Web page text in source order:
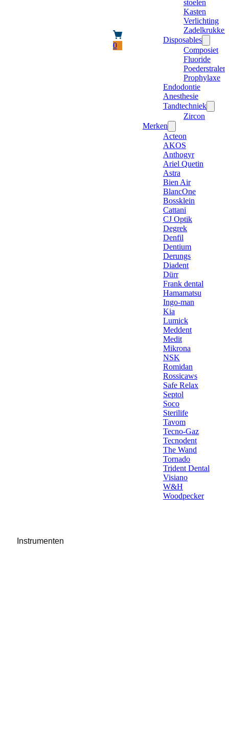
0
stoelen
Kasten
Verlichting
Zadelkrukken
Disposables
Composiet
Fluoride
Poederstraler
Prophylaxe
Endodontie
Anesthesie
Tandtechniek
Zircon
Merken
Acteon
AKOS
Anthogyr
Ariel Quetin
Astra
Bien Air
BlancOne
Bossklein
Cattani
CJ Optik
Degrek
Denfil
Dentium
Derungs
Diadent
Dürr
Frank dental
Hamamatsu
Ingo-man
Kia
Lumick
Meddent
Medit
Mikrona
NSK
Romidan
Rossicaws
Safe Relax
Septol
Soco
Sterilife
Tavom
Tecno-Gaz
Tecnodent
The Wand
Tornado
Trident Dental
Visiano
W&H
Woodpecker
Instrumenten